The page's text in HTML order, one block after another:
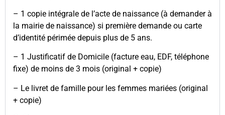
– 1 copie intégrale de l’acte de naissance (à demander à
la mairie de naissance) si première demande ou carte
d’identité périmée depuis plus de 5 ans.
– 1 Justificatif de Domicile (facture eau, EDF, téléphone
fixe) de moins de 3 mois (original + copie)
– Le livret de famille pour les femmes mariées (original
+ copie)